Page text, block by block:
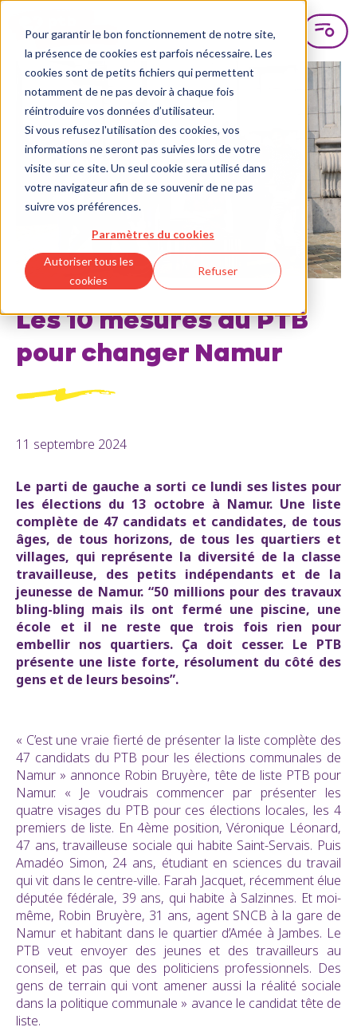
Pour garantir le bon fonctionnement de notre site,
la présence de cookies est parfois nécessaire. Les
cookies sont de petits fichiers qui permettent
notamment de ne pas devoir à chaque fois
réintroduire vos données d’utilisateur.
Si vous refusez l'utilisation des cookies, vos
informations ne seront pas suivies lors de votre
visite sur ce site. Un seul cookie sera utilisé dans
votre navigateur afin de se souvenir de ne pas
suivre vos préférences.
Paramètres du cookies
Autoriser tous les
cookies
Refuser
Les 10 mesures du PTB
pour changer Namur
11 septembre 2024
Le parti de gauche a sorti ce lundi ses listes pour
les élections du 13 octobre à Namur. Une liste
complète de 47 candidats et candidates, de tous
âges, de tous horizons, de tous les quartiers et
villages, qui représente la diversité de la classe
travailleuse, des petits indépendants et de la
jeunesse de Namur. “50 millions pour des travaux
bling-bling mais ils ont fermé une piscine, une
école et il ne reste que trois fois rien pour
embellir nos quartiers. Ça doit cesser. Le PTB
présente une liste forte, résolument du côté des
gens et de leurs besoins”.
« C’est une vraie fierté de présenter la liste complète des
47 candidats du PTB pour les élections communales de
Namur » annonce Robin Bruyère, tête de liste PTB pour
Namur. « Je voudrais commencer par présenter les
quatre visages du PTB pour ces élections locales, les 4
premiers de liste. En 4ème position, Véronique Léonard,
47 ans, travailleuse sociale qui habite Saint-Servais. Puis
Amadéo Simon, 24 ans, étudiant en sciences du travail
qui vit dans le centre-ville. Farah Jacquet, récemment élue
députée fédérale, 39 ans, qui habite à Salzinnes. Et moi-
même, Robin Bruyère, 31 ans, agent SNCB à la gare de
Namur et habitant dans le quartier d’Amée à Jambes. Le
PTB veut envoyer des jeunes et des travailleurs au
conseil, et pas que des politiciens professionnels. Des
gens de terrain qui vont amener aussi la réalité sociale
dans la politique communale » avance le candidat tête de
liste.